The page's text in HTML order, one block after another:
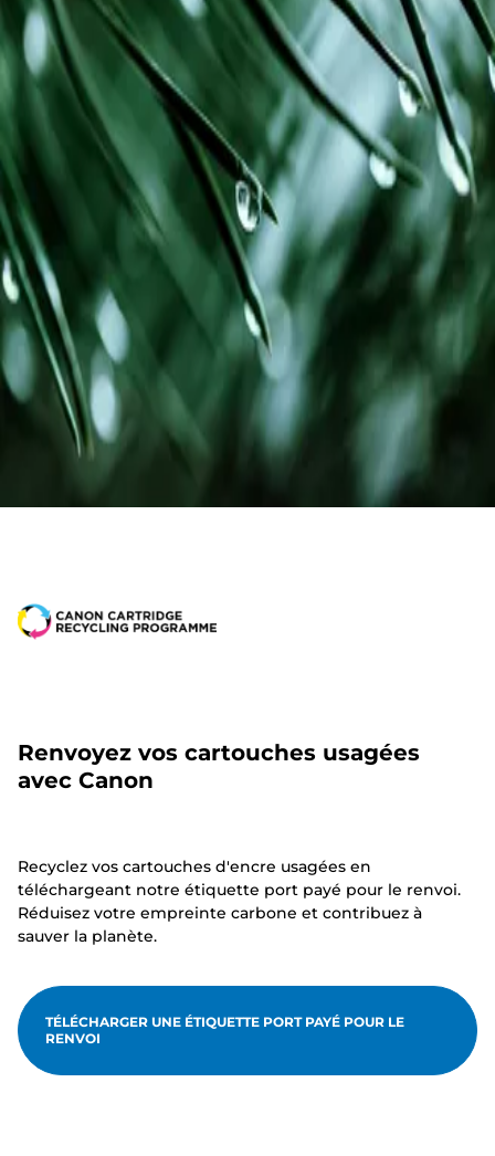
Renvoyez vos cartouches usagées
avec Canon
Recyclez vos cartouches d'encre usagées en
téléchargeant notre étiquette port payé pour le renvoi.
Réduisez votre empreinte carbone et contribuez à
sauver la planète.
TÉLÉCHARGER UNE ÉTIQUETTE PORT PAYÉ POUR LE
RENVOI